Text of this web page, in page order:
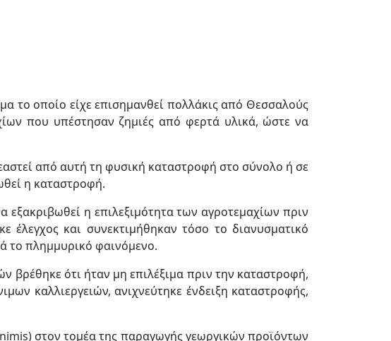
το οποίο είχε επισημανθεί πολλάκις από Θεσσαλούς
που υπέστησαν ζημιές από φερτά υλικά, ώστε να
από αυτή τη φυσική καταστροφή στο σύνολο ή σε
η καταστροφή.
η επιλεξιμότητα των αγροτεμαχίων πριν
έλεγχος και συνεκτιμήθηκαν τόσο το διανυσματικό
το πλημμυρικό φαινόμενο.
ότι ήταν μη επιλέξιμα πριν την καταστροφή,
καλλιεργειών, ανιχνεύτηκε ένδειξη καταστροφής,
στον τομέα της παραγωγής γεωργικών προϊόντων